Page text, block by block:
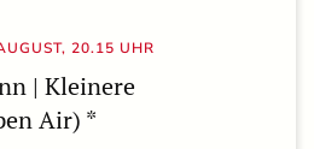
20.15 UHR
| Kleinere
Air) *